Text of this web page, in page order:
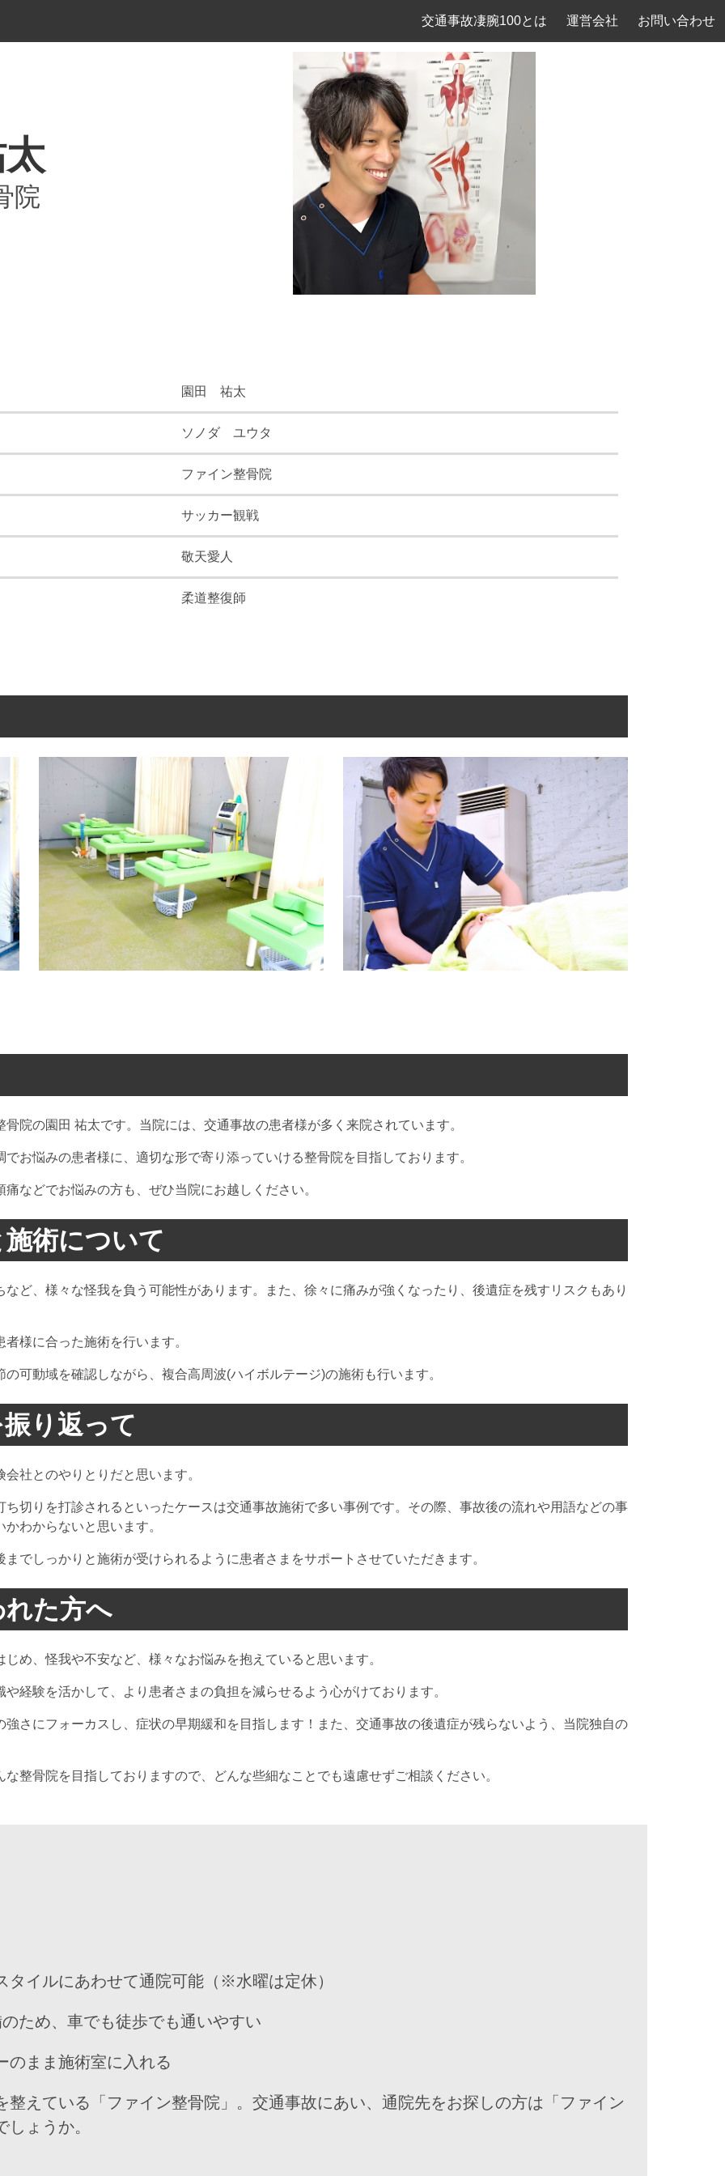
交通事故凄腕100とは 運営会社 お問い合わせ
院
園田 祐太
ソノダ ユウタ
ファイン整骨院
サッカー観戦
敬天愛人
柔道整復師
院の園田 祐太です。当院には、交通事故の患者様が多く来院されています。
お悩みの患者様に、適切な形で寄り添っていける整骨院を目指しております。
などでお悩みの方も、ぜひ当院にお越しください。
術について
ど、様々な怪我を負う可能性があります。また、徐々に痛みが強くなったり、後遺症を残すリスクもあり
様に合った施術を行います。
可動域を確認しながら、複合高周波(ハイボルテージ)の施術も行います。
り返って
社とのやりとりだと思います。
切りを打診されるといったケースは交通事故施術で多い事例です。その際、事故後の流れや用語などの事
わからないと思います。
でしっかりと施術が受けられるように患者さまをサポートさせていただきます。
た方へ
め、怪我や不安など、様々なお悩みを抱えていると思います。
経験を活かして、より患者さまの負担を減らせるよう心がけております。
さにフォーカスし、症状の早期緩和を目指します！また、交通事故の後遺症が残らないよう、当院独自の
整骨院を目指しておりますので、どんな些細なことでも遠慮せずご相談ください。
イルにあわせて通院可能（※水曜は定休）
ため、車でも徒歩でも通いやすい
のまま施術室に入れる
えている「ファイン整骨院」。交通事故にあい、通院先をお探しの方は「ファイン
ょうか。